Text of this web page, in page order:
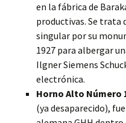
en la fábrica de
productivas. Se trata
singular por su
1927 para albergar
Ilgner Siemens
electrónica.
Horno Alto Número
(ya desaparecido),